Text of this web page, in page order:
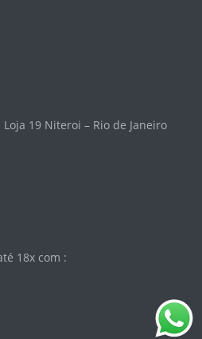
Loja 19 Niteroi – Rio de Janeiro
18x com :